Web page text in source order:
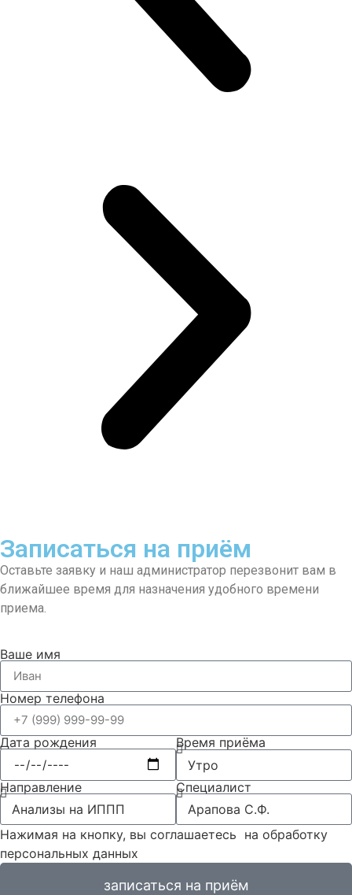
Записаться на приём
Оставьте заявку и наш администратор перезвонит вам в
ближайшее время для назначения удобного времени
приема.
Ваше имя
Номер телефона
Дата рождения Время приёма
Направление Специалист
Нажимая на кнопку, вы соглашаетесь на обработку
персональных данных
записаться на приём